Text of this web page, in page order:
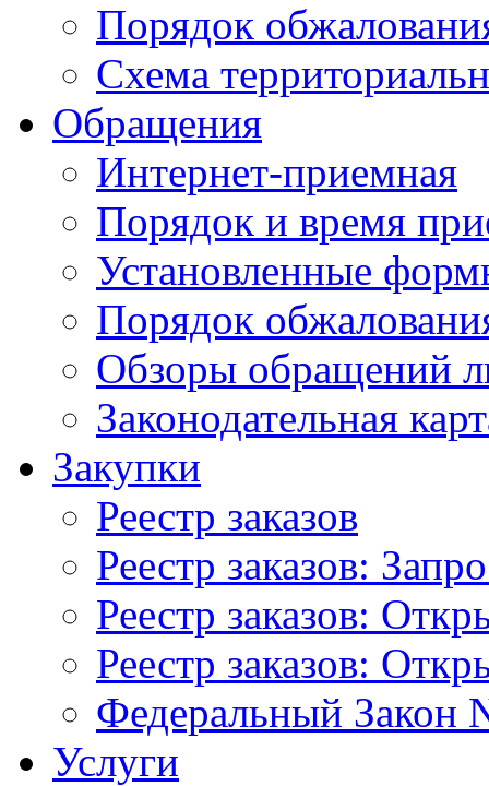
Порядок
Схема
Обращения
Интернет-приемная
Порядок и время
Установленные
Порядок
Обзоры обращений
Законодательная
Закупки
Реестр заказов
Реестр заказов:
Реестр заказов:
Реестр заказов:
Федеральный Закон
Услуги